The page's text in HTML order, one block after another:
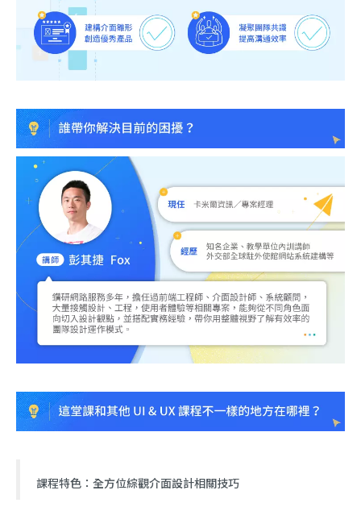
課程特色：全方位綜觀介面設計相關技巧